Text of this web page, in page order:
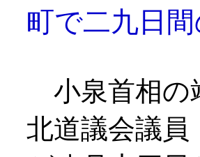
町で二九日
小泉首相の
北道議会議員